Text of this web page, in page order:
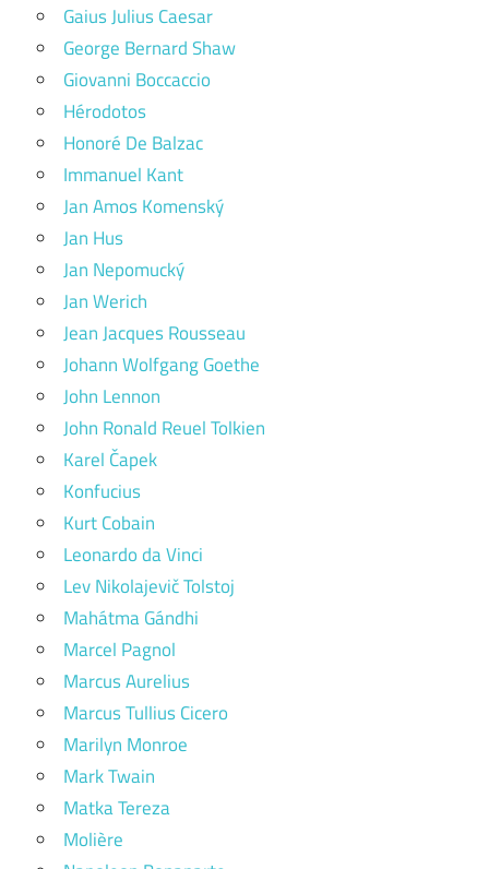
Gaius Julius Caesar
George Bernard Shaw
Giovanni Boccaccio
Hérodotos
Honoré De Balzac
Immanuel Kant
Jan Amos Komenský
Jan Hus
Jan Nepomucký
Jan Werich
Jean Jacques Rousseau
Johann Wolfgang Goethe
John Lennon
John Ronald Reuel Tolkien
Karel Čapek
Konfucius
Kurt Cobain
Leonardo da Vinci
Lev Nikolajevič Tolstoj
Mahátma Gándhi
Marcel Pagnol
Marcus Aurelius
Marcus Tullius Cicero
Marilyn Monroe
Mark Twain
Matka Tereza
Molière